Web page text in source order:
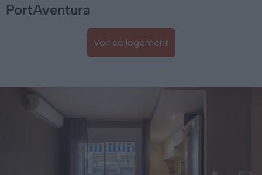
PortAventura
Voir ce logement